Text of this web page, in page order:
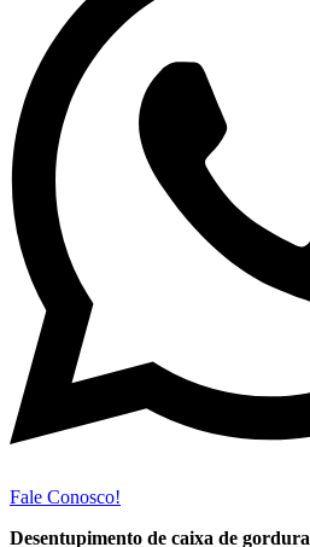
Fale Conosco!
Desentupimento de caixa de gordura